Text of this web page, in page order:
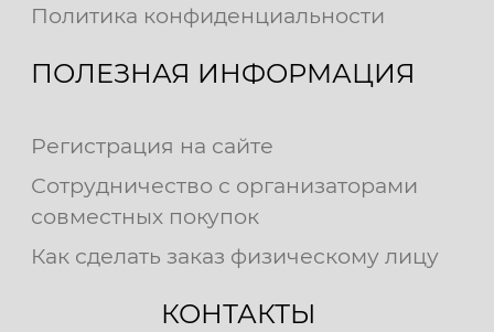
Политика конфиденциальности
ПОЛЕЗНАЯ ИНФОРМАЦИЯ
Регистрация на сайте
Сотрудничество с организаторами
совместных покупок
Как сделать заказ физическому лицу
КОНТАКТЫ